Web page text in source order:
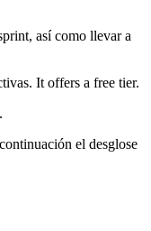
así como llevar a
It offers a free tier.
el desglose